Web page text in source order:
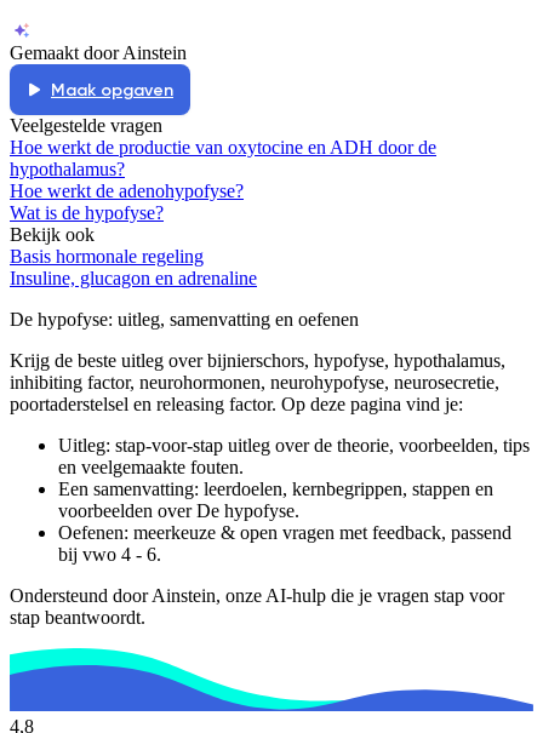
Gemaakt door Ainstein
Maak opgaven
Veelgestelde vragen
Hoe werkt de productie van oxytocine en ADH door de
hypothalamus?
Hoe werkt de adenohypofyse?
Wat is de hypofyse?
Bekijk ook
Basis hormonale regeling
Insuline, glucagon en adrenaline
De hypofyse: uitleg, samenvatting en oefenen
Krijg de beste uitleg over bijnierschors, hypofyse, hypothalamus,
inhibiting factor, neurohormonen, neurohypofyse, neurosecretie,
poortaderstelsel en releasing factor. Op deze pagina vind je:
Uitleg: stap-voor-stap uitleg over de theorie, voorbeelden, tips
en veelgemaakte fouten.
Een samenvatting: leerdoelen, kernbegrippen, stappen en
voorbeelden overDe hypofyse.
Oefenen: meerkeuze & open vragen met feedback, passend
bij vwo 4 - 6.
Ondersteund door Ainstein, onze AI-hulp die je vragen stap voor
stap beantwoordt.
4,8